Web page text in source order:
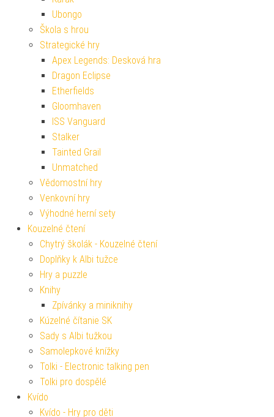
Ubongo
Škola s hrou
Strategické hry
Apex Legends: Desková hra
Dragon Eclipse
Etherfields
Gloomhaven
ISS Vanguard
Stalker
Tainted Grail
Unmatched
Vědomostní hry
Venkovní hry
Výhodné herní sety
Kouzelné čtení
Chytrý školák - Kouzelné čtení
Doplňky k Albi tužce
Hry a puzzle
Knihy
Zpívánky a miniknihy
Kúzelné čítanie SK
Sady s Albi tužkou
Samolepkové knížky
Tolki - Electronic talking pen
Tolki pro dospělé
Kvído
Kvído - Hry pro děti